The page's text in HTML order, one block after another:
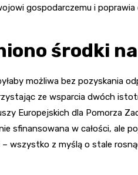
gospodarczemu i
środki
możliwa bez pozyskania
ze wsparcia dwóch
Europejskich dla Pomorza
sfinansowana w całości, ale
wszystko z myślą o stale